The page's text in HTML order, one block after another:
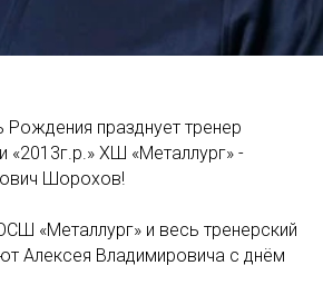
Рождения празднует тренер
«2013г.р.» ХШ «Металлург» -
Шорохов!
«Металлург» и весь тренерский
Алексея Владимировича с днём